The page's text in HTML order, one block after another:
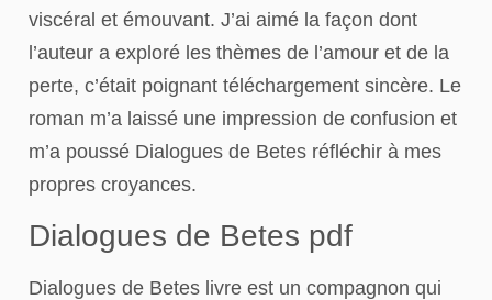
viscéral et émouvant. J’ai aimé la façon dont
l’auteur a exploré les thèmes de l’amour et de la
perte, c’était poignant téléchargement sincère. Le
roman m’a laissé une impression de confusion et
m’a poussé Dialogues de Betes réfléchir à mes
propres croyances.
Dialogues de Betes pdf
Dialogues de Betes livre est un compagnon qui